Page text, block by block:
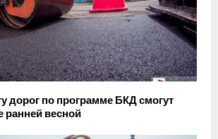
дорог по программе БКД смогут
ранней весной